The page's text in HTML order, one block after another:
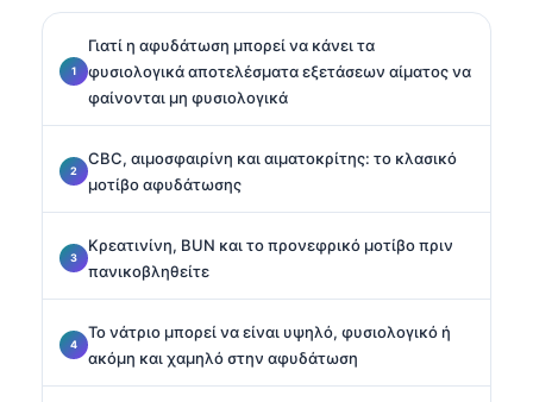
Γιατί η αφυδάτωση μπορεί να κάνει τα
φυσιολογικά αποτελέσματα εξετάσεων αίματος να
φαίνονται μη φυσιολογικά
CBC, αιμοσφαιρίνη και αιματοκρίτης: το κλασικό
μοτίβο αφυδάτωσης
Κρεατινίνη, BUN και το προνεφρικό μοτίβο πριν
πανικοβληθείτε
Το νάτριο μπορεί να είναι υψηλό, φυσιολογικό ή
ακόμη και χαμηλό στην αφυδάτωση